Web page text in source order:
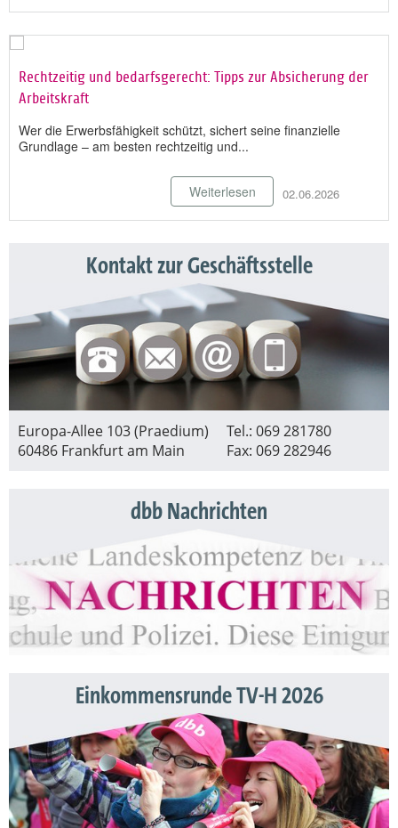
Rechtzeitig und bedarfsgerecht: Tipps zur Absicherung der
Arbeitskraft
Wer die Erwerbsfähigkeit schützt, sichert seine finanzielle
Grundlage – am besten rechtzeitig und...
02.06.2026
Weiterlesen
Kontakt zur Geschäftsstelle
Europa-Allee 103 (Praedium)
60486 Frankfurt am Main
Tel.: 069 281780
Fax: 069 282946
dbb Nachrichten
Einkommensrunde TV-H 2026